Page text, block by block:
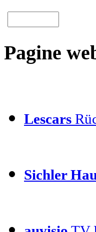
Pagine
Lescars
Sichler